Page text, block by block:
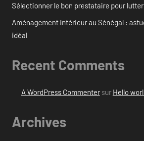
Sélectionner le bon prestataire pour
Aménagement intérieur au Sénégal :
idéal
Recent Comments
A WordPress Commentersur Hello
Archives